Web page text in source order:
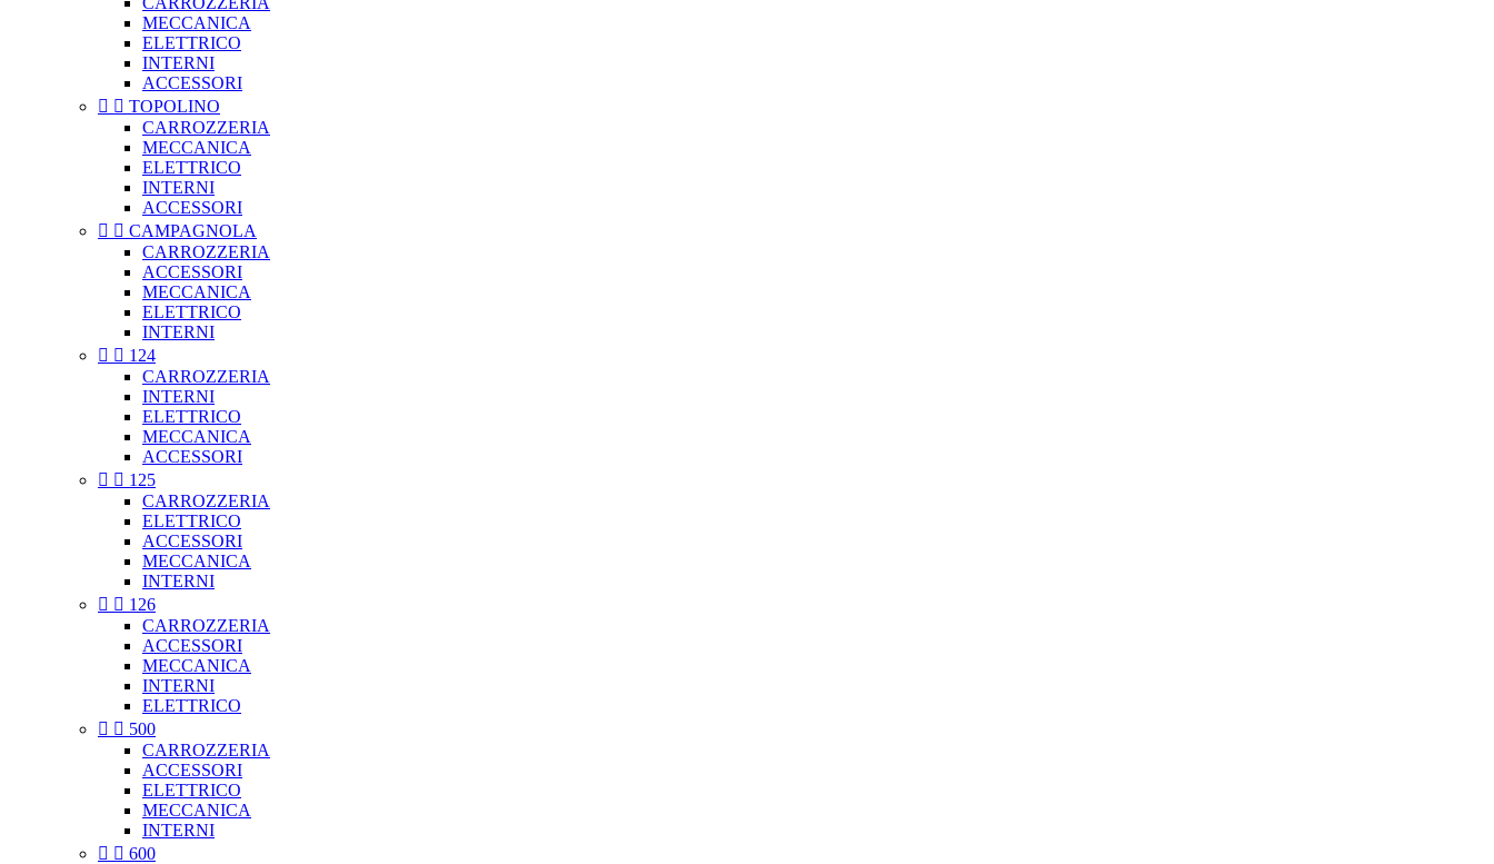
MECCANICA
ELETTRICO
INTERNI
ACCESSORI
  TOPOLINO
CARROZZERIA
MECCANICA
ELETTRICO
INTERNI
ACCESSORI
  CAMPAGNOLA
CARROZZERIA
ACCESSORI
MECCANICA
ELETTRICO
INTERNI
  124
CARROZZERIA
INTERNI
ELETTRICO
MECCANICA
ACCESSORI
  125
CARROZZERIA
ELETTRICO
ACCESSORI
MECCANICA
INTERNI
  126
CARROZZERIA
ACCESSORI
MECCANICA
INTERNI
ELETTRICO
  500
CARROZZERIA
ACCESSORI
ELETTRICO
MECCANICA
INTERNI
  600